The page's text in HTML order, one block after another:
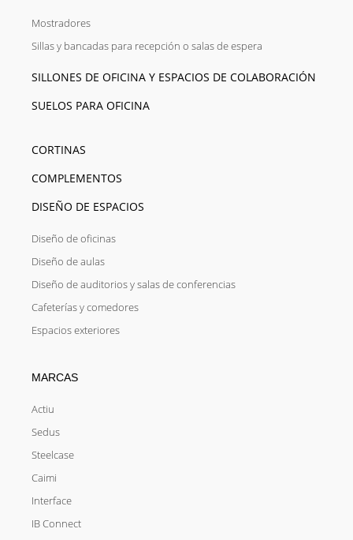
Mostradores
Sillas y bancadas para recepción o salas de espera
SILLONES DE OFICINA Y ESPACIOS DE COLABORACIÓN
SUELOS PARA OFICINA
CORTINAS
COMPLEMENTOS
DISEÑO DE ESPACIOS
Diseño de oficinas
Diseño de aulas
Diseño de auditorios y salas de conferencias
Cafeterías y comedores
Espacios exteriores
MARCAS
Actiu
Sedus
Steelcase
Caimi
Interface
IB Connect